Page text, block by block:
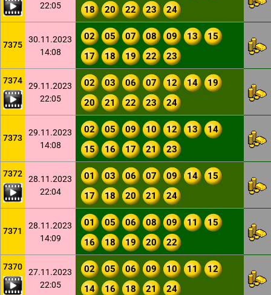
22:05
18
20 22 23 24
7375
30.11.2023
14:08
02 05 07 08 09 13
15
17
18 19 22 23
7374
29.11.2023
22:05
02 03 06 07 12 14
19
20
21 22 23 24
7373
29.11.2023
14:08
02 05 09 10 12 13
14
15
16 17 21 23
7372
28.11.2023
22:04
01 03 06 07 09 14
15
17
18 20 21 24
7371
28.11.2023
14:09
01 05 06 08 09 11
15
16
18 19 20 22
7370
27.11.2023
22:05
02 05 06 09 10 11
12
14
16 18 21 24